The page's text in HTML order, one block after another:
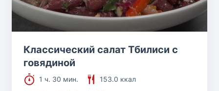
Классический салат Тбилиси с
говядиной
1 ч. 30 мин.
153.0 ккал